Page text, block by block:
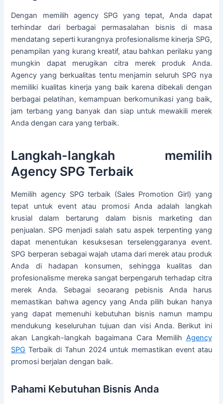
Dengan memilih agency SPG yang tepat, Anda dapat
terhindar dari berbagai permasalahan bisnis di masa
mendatang seperti kurangnya profesionalisme kinerja SPG,
penampilan yang kurang kreatif, atau bahkan perilaku yang
mungkin dapat merugikan citra merek produk Anda.
Agency yang berkualitas tentu menjamin seluruh SPG nya
memiliki kualitas kinerja yang baik karena dibekali dengan
berbagai pelatihan, kemampuan berkomunikasi yang baik,
jam terbang yang banyak dan siap untuk mewakili merek
Anda dengan cara yang terbaik.
Langkah-langkah memilih
Agency SPG Terbaik
Memilih agency SPG terbaik (Sales Promotion Girl) yang
tepat untuk event atau promosi Anda adalah langkah
krusial dalam bertarung dalam bisnis marketing dan
penjualan. SPG menjadi salah satu aspek terpenting yang
dapat menentukan kesuksesan terselenggaranya event.
SPG berperan sebagai wajah utama dari merek atau produk
Anda di hadapan konsumen, sehingga kualitas dan
profesionalisme mereka sangat berpengaruh terhadap citra
merek Anda. Sebagai seoarang pebisnis Anda harus
memastikan bahwa agency yang Anda pilih bukan hanya
yang dapat memenuhi kebutuhan bisnis namun mampu
mendukung keseluruhan tujuan dan visi Anda. Berikut ini
akan Langkah-langkah bagaimana Cara Memilih Agency
SPG Terbaik di Tahun 2024 untuk memastikan event atau
promosi berjalan dengan baik.
Pahami Kebutuhan Bisnis Anda